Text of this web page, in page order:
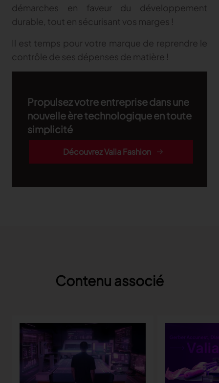
démarches en faveur du développement
durable, tout en sécurisant vos marges !
Il est temps pour votre marque de reprendre le
contrôle de ses dépenses de matière !
Propulsez votre entreprise dans une
nouvelle ère technologique en toute
simplicité
Découvrez Valia Fashion
Contenu associé